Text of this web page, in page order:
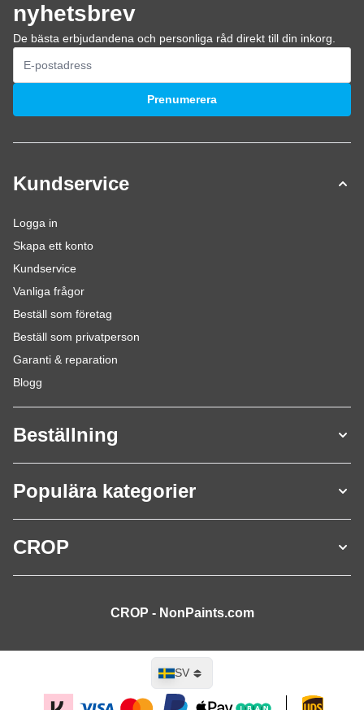
nyhetsbrev
De bästa erbjudandena och personliga råd direkt till din inkorg.
E-postadress
Prenumerera
Kundservice
Logga in
Skapa ett konto
Kundservice
Vanliga frågor
Beställ som företag
Beställ som privatperson
Garanti & reparation
Blogg
Beställning
Populära kategorier
CROP
CROP - NonPaints.com
Språk
SV